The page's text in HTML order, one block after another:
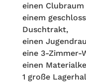
einen
einem
Duschtrakt,
einen
eine 3-Zimmer-
einen
1 große